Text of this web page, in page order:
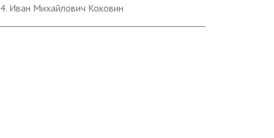
4. Иван Михайлович Коковин